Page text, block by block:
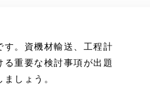
。資機材輸送、工程計
重要な検討事項が出題
しょう。